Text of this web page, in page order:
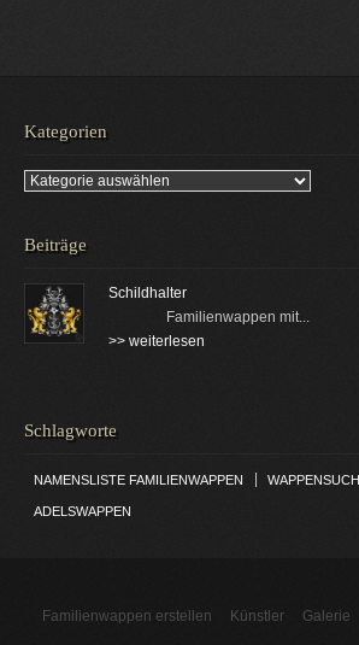
Kategorien
Kategorien
Beiträge
Schildhalter
Familienwappen mit...
>> weiterlesen
Schlagworte
NAMENSLISTE FAMILIENWAPPEN |
ADELSWAPPEN
Familienwappen erstellen Künstler Galerie